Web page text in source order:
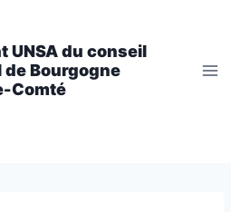
UNSA du conseil
de Bourgogne
Comté